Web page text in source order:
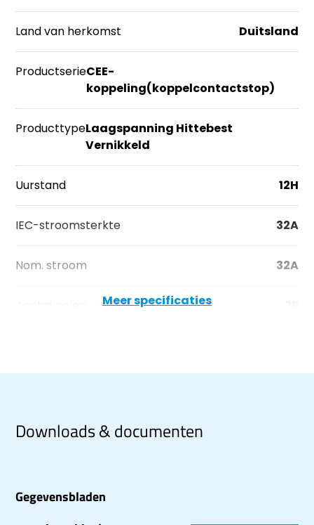
Land van herkomst Duitsland
ProductserieCEE-
koppeling(koppelcontactstop)
ProducttypeLaagspanning Hittebest
Vernikkeld
Uurstand 12H
IEC-stroomsterkte 32A
Nom. stroom 32A
Meer specificaties
Downloads & documenten
Gegevensbladen